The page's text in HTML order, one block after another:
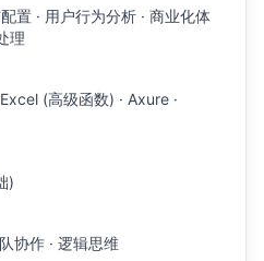
置 · 用户行为分析 · 商业化体
理
(高级函数) · Axure ·
)
协作 · 逻辑思维